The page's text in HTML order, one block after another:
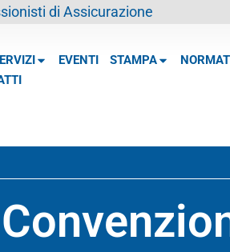
di Assicurazione
EVENTI STAMPA